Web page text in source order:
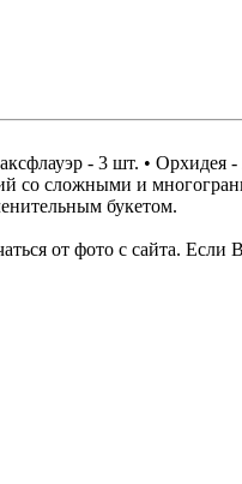
- 3 шт. • Орхидея
со сложными и
букетом.
от фото с сайта.